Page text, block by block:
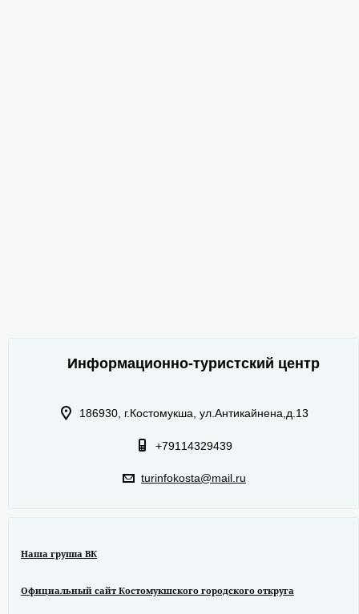
Информационно-туристский центр
186930, г.Костомукша, ул.Антикайнена,д.13
+79114329439
turinfokosta@mail.ru
Наша группа ВК
Официальный сайт Костомукшского городского откруга